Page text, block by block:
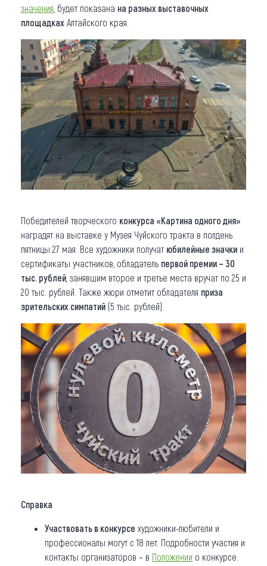
значения , будет показана на разных выставочных
площадках Алтайского края.
Победителей творческого конкурса «Картина одного дня»
наградят на выставке у Музея Чуйского тракта в полдень
пятницы 27 мая. Все художники получат юбилейные значки и
сертификаты участников, обладатель первой премии – 30
тыс. рублей , занявшим второе и третье места вручат по 25 и
20 тыс. рублей. Также жюри отметит обладателя приза
зрительских симпатий (5 тыс. рублей).
Справка
Участвовать в конкурсе художники-любители и
профессионалы могут с 18 лет. Подробности участия и
контакты организаторов – в Положении о конкурсе.